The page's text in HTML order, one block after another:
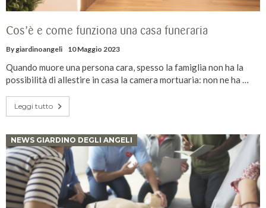
Cos’è e come funziona una casa funeraria
By giardinoangeli 10 Maggio 2023
Quando muore una persona cara, spesso la famiglia non ha la
possibilità di allestire in casa la camera mortuaria: non ne ha …
Leggi tutto
NEWS GIARDINO DEGLI ANGELI